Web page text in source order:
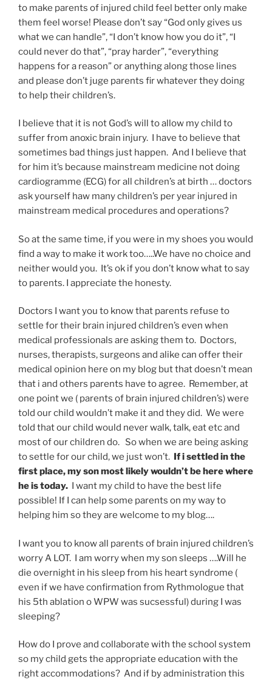
to make parents of injured child feel better only make
them feel worse! Please don’t say “God only gives us
what we can handle”, “I don’t know how you do it”, “I
could never do that”, “pray harder”, “everything
happens for a reason” or anything along those lines
and please don’t juge parents fir whatever they doing
to help their children’s.
I believe that it is not God’s will to allow my child to
suffer from anoxic brain injury. I have to believe that
sometimes bad things just happen. And I believe that
for him it’s because mainstream medicine not doing
cardiogramme (ECG) for all children’s at birth … doctors
ask yourself haw many children’s per year injured in
mainstream medical procedures and operations?
So at the same time, if you were in my shoes you would
find a way to make it work too…..We have no choice and
neither would you. It’s ok if you don’t know what to say
to parents. I appreciate the honesty.
Doctors I want you to know that parents refuse to
settle for their brain injured children’s even when
medical professionals are asking them to. Doctors,
nurses, therapists, surgeons and alike can offer their
medical opinion here on my blog but that doesn’t mean
that i and others parents have to agree. Remember, at
one point we ( parents of brain injured children’s) were
told our child wouldn’t make it and they did. We were
told that our child would never walk, talk, eat etc and
most of our children do. So when we are being asking
to settle for our child, we just won’t.
If i settled in the
first place, my son most likely wouldn’t be here where
he is today. I want my child to have the best life
possible! If I can help some parents on my way to
helping him so they are welcome to my blog….
I want you to know all parents of brain injured children’s
worry A LOT. I am worry when my son sleeps ….Will he
die overnight in his sleep from his heart syndrome (
even if we have confirmation from Rythmologue that
his 5th ablation o WPW was sucsessful) during I was
sleeping?
How do I prove and collaborate with the school system
so my child gets the appropriate education with the
right accommodations? And if by administration this